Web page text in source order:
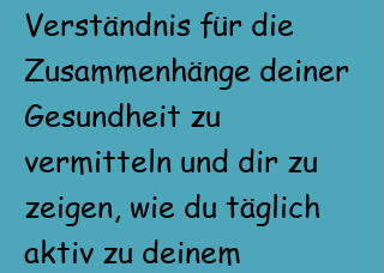
Verständnis für die
Zusammenhänge deiner
Gesundheit zu
vermitteln und dir zu
zeigen, wie du täglich
aktiv zu deinem